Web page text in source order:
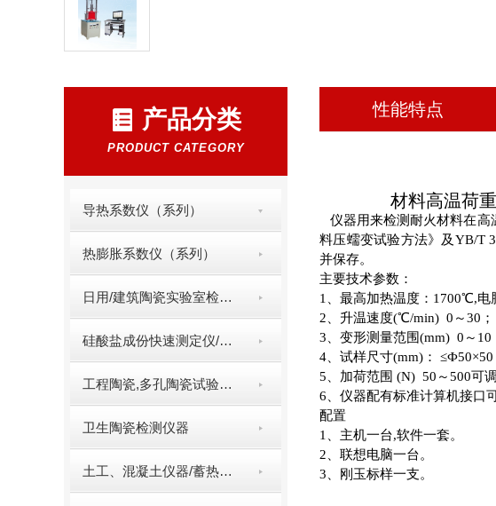
产品分类
PRODUCT CATEGORY
导热系数仪（系列）
热膨胀系数仪（系列）
日用/建筑陶瓷实验室检测仪器
硅酸盐成份快速测定仪/多元素快速分析仪（系列）
工程陶瓷,多孔陶瓷试验仪器
卫生陶瓷检测仪器
土工、混凝土仪器/蓄热系数仪/比热容测定仪
性能特点
材料高温荷重软
仪器用来检测耐火材料在高
料压蠕变试验方法》及YB/T
并保存。
主要技术参数：
1、最高加热温度：1700℃,电
2、升温速度(℃/min) 0～30；
3、变形测量范围(mm) 0～10
4、试样尺寸(mm)： ≤Ф50×50
5、加荷范围 (N) 50～500可调
6、仪器配有标准计算机接口
配置
1、主机一台,软件一套。
2、联想电脑一台。
3、刚玉标样一支。